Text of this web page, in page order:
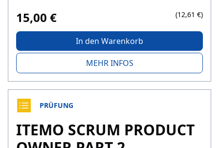
15,00 € (12,61 €)
In den Warenkorb
MEHR INFOS
PRÜFUNG
ITEMO SCRUM PRODUCT